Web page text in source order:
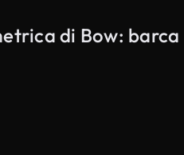
di Bow: